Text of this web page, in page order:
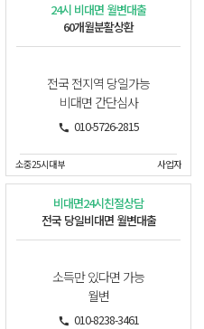
24시 비대면 월변대출
60개월분활상환
전국 전지역 당일가능
비대면 간단심사
010-5726-2815
소중25시대부 사업자
비대면24시친절상담
전국 당일비대면 월변대출
소득만 있다면 가능
월변
010-8238-3461